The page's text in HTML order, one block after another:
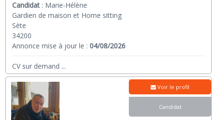
Candidat : Marie-Hélène
Gardien de maison et Home sitting
Sète
34200
Annonce mise à jour le :04/08/2026
CV sur demand ...
Voir le profil
Candidat